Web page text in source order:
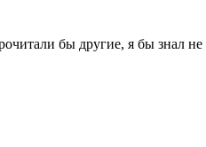
бы другие, я бы знал